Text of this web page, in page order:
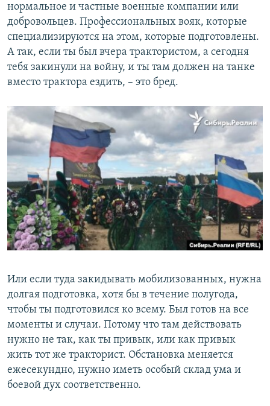
нормальное и частные военные компании или
добровольцев. Профессиональных вояк, которые
специализируются на этом, которые подготовлены.
А так, если ты был вчера трактористом, а сегодня
тебя закинули на войну, и ты там должен на танке
вместо трактора ездить, – это бред.
Или если туда закидывать мобилизованных, нужна
долгая подготовка, хотя бы в течение полугода,
чтобы ты подготовился ко всему. Был готов на все
моменты и случаи. Потому что там действовать
нужно не так, как ты привык, или как привык
жить тот же тракторист. Обстановка меняется
ежесекундно, нужно иметь особый склад ума и
боевой дух соответственно.